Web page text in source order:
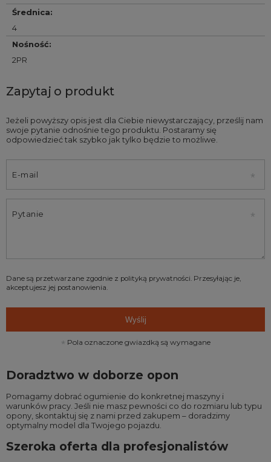
Średnica:
4
Nośność:
2PR
Zapytaj o produkt
Jeżeli powyższy opis jest dla Ciebie niewystarczający, prześlij nam
swoje pytanie odnośnie tego produktu. Postaramy się
odpowiedzieć tak szybko jak tylko będzie to możliwe.
E-mail
Pytanie
Dane są przetwarzane zgodnie z polityką prywatności. Przesyłając je,
akceptujesz jej postanowienia.
Wyślij
Pola oznaczone gwiazdką są wymagane
Doradztwo w doborze opon
Pomagamy dobrać ogumienie do konkretnej maszyny i
warunków pracy. Jeśli nie masz pewności co do rozmiaru lub typu
opony, skontaktuj się z nami przed zakupem – doradzimy
optymalny model dla Twojego pojazdu.
Szeroka oferta dla profesjonalistów